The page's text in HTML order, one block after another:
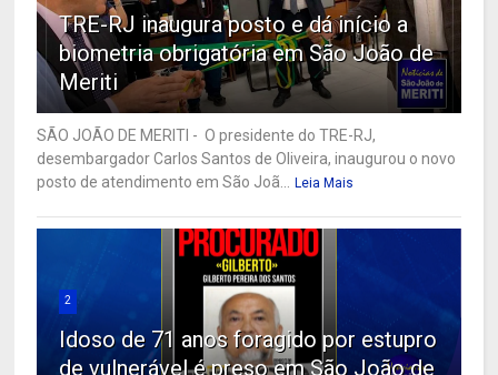
TRE-RJ inaugura posto e dá início a
biometria obrigatória em São João de
Meriti
SÃO JOÃO DE MERITI - O presidente do TRE-RJ,
desembargador Carlos Santos de Oliveira, inaugurou o novo
posto de atendimento em São Joã...
Leia Mais
2
Idoso de 71 anos foragido por estupro
de vulnerável é preso em São João de